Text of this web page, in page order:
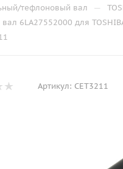
тефлоновый вал —
6LA27552000 для
Артикул: CET3211